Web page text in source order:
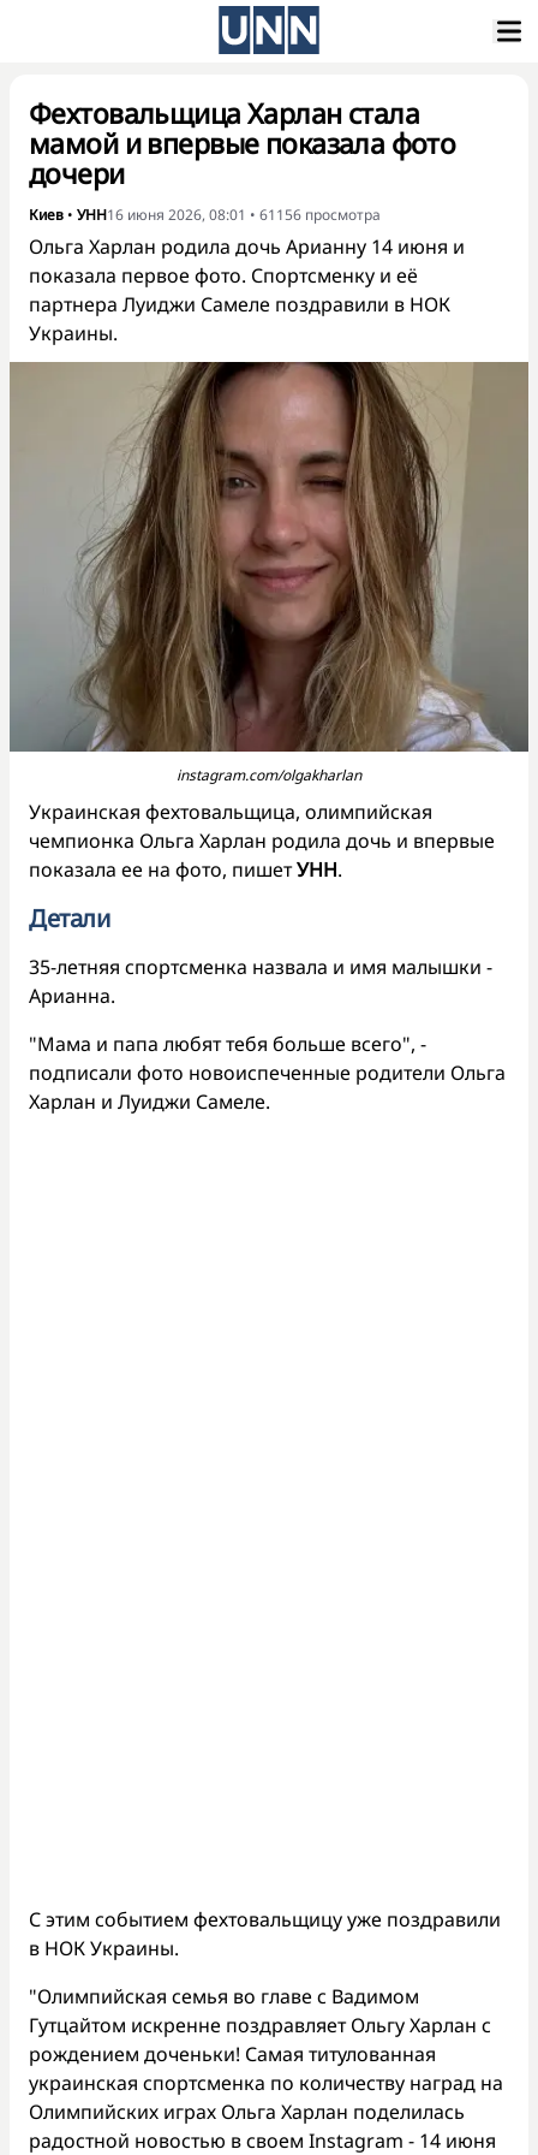
Фехтовальщица Харлан стала
мамой и впервые показала фото
дочери
Киев • УНН16 июня 2026, 08:01 • 61156 просмотра
Ольга Харлан родила дочь Арианну 14 июня и
показала первое фото. Спортсменку и её
партнера Луиджи Самеле поздравили в НОК
Украины.
instagram.com/olgakharlan
Украинская фехтовальщица, олимпийская
чемпионка Ольга Харлан родила дочь и впервые
показала ее на фото, пишетУНН.
Детали
35-летняя спортсменка назвала и имя малышки -
Арианна.
"Мама и папа любят тебя больше всего", -
подписали фото новоиспеченные родители Ольга
Харлан и Луиджи Самеле.
С этим событием фехтовальщицу уже поздравили
в НОК Украины.
"Олимпийская семья во главе с Вадимом
Гутцайтом искренне поздравляет Ольгу Харлан с
рождением доченьки! Самая титулованная
украинская спортсменка по количеству наград на
Олимпийских играх Ольга Харлан поделилась
радостной новостью в своем Instagram - 14 июня